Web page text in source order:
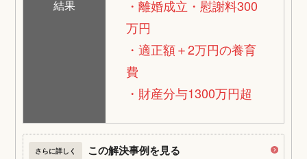
結果
・離婚成立・慰謝料300
万円
・適正額＋2万円の養育
費
・財産分与1300万円超
さらに詳しく この解決事例を見る